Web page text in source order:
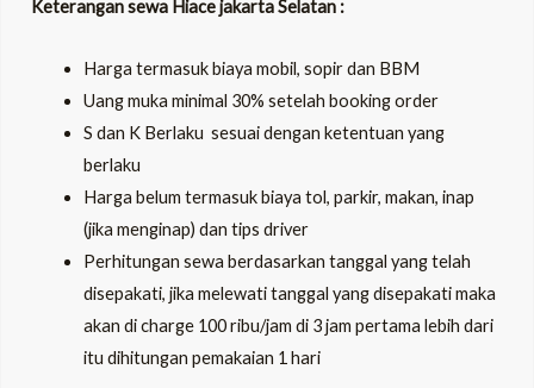
Keterangan sewa Hiace jakarta Selatan :
Harga termasuk biaya mobil, sopir dan BBM
Uang muka minimal 30% setelah booking order
S dan K Berlaku sesuai dengan ketentuan yang
berlaku
Harga belum termasuk biaya tol, parkir, makan, inap
(jika menginap) dan tips driver
Perhitungan sewa berdasarkan tanggal yang telah
disepakati, jika melewati tanggal yang disepakati maka
akan di charge 100 ribu/jam di 3 jam pertama lebih dari
itu dihitungan pemakaian 1 hari